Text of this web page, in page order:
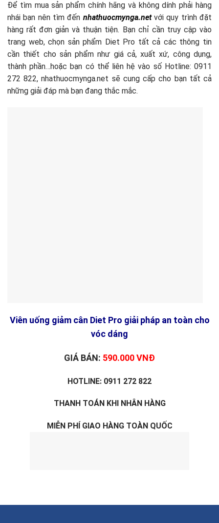
Để tìm mua sản phẩm chính hãng và không dính phải hàng
nhái bạn nên tìm đến nhathuocmynga.netvới quy trình đặt
hàng rất đơn giản và thuận tiện. Bạn chỉ cần truy cập vào
trang web, chọn sản phẩm Diet Pro tất cả các thông tin
cần thiết cho sản phẩm như giá cả, xuất xứ, công dụng,
thành phần…hoặc bạn có thể liên hệ vào số Hotline: 0911
272 822, nhathuocmynga.net sẽ cung cấp cho bạn tất cả
những giải đáp mà bạn đang thắc mắc.
Viên uống giảm cân Diet Pro giải pháp an toàn cho
vóc dáng
GIÁ BÁN: 590.000 VNĐ
HOTLINE: 0911 272 822
THANH TOÁN KHI NHÂN HÀNG
MIỄN PHÍ GIAO HÀNG TOÀN QUỐC